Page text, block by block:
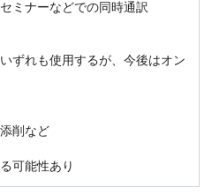
ミナーなどでの同時通訳
ずれも使用するが、今後はオン
削など
可能性あり